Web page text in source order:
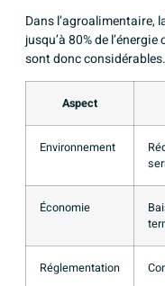
Dans l’agroalimentaire,
jusqu’à 80% de
sont donc considérables.
Aspect
Environnement
Économie
Réglementation